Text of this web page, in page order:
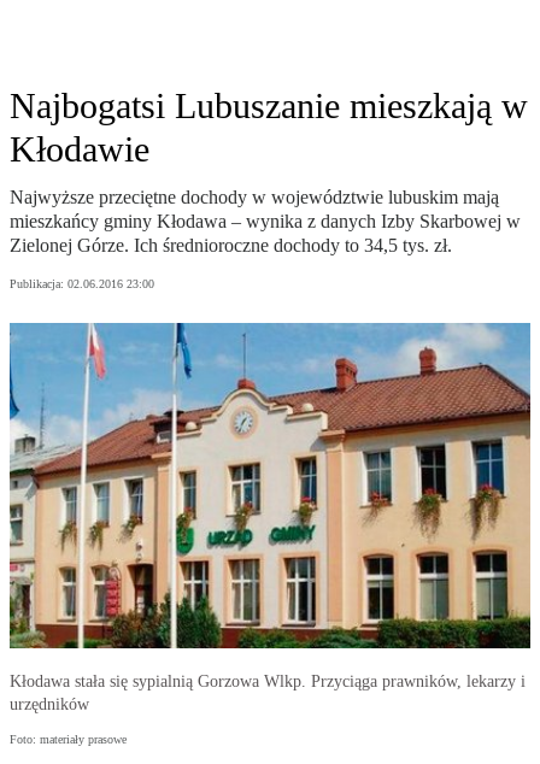
Najbogatsi Lubuszanie mieszkają w
Kłodawie
Najwyższe przeciętne dochody w województwie lubuskim mają
mieszkańcy gminy Kłodawa – wynika z danych Izby Skarbowej w
Zielonej Górze. Ich średnioroczne dochody to 34,5 tys. zł.
Publikacja: 02.06.2016 23:00
Kłodawa stała się sypialnią Gorzowa Wlkp. Przyciąga prawników, lekarzy i
urzędników
Foto: materiały prasowe